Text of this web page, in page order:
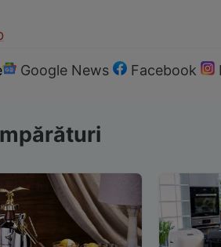
Google News Facebook